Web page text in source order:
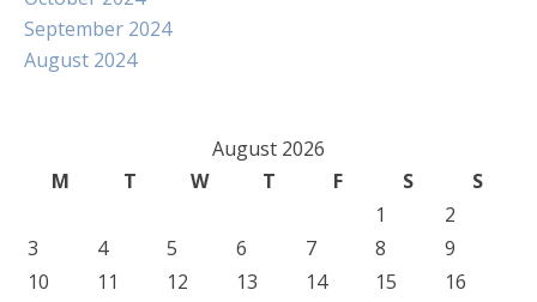
September 2024
August 2024
August 2026
M
T W T F S
S
1
2
3
4 5 6 7 8
9
10
11 12 13 14 15
16